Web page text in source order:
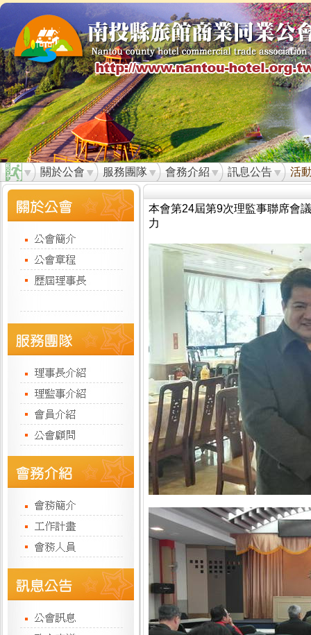
關於公會 服務團隊 會務介紹 訊息公告 活
本會第24屆第9次理監事聯席會
力